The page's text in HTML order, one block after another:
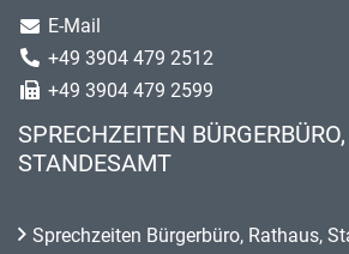
E-Mail
+49 3904 479 2512
+49 3904 479 2599
SPRECHZEITEN
STANDESAMT
Sprechzeiten Bürgerbüro, Rathaus,